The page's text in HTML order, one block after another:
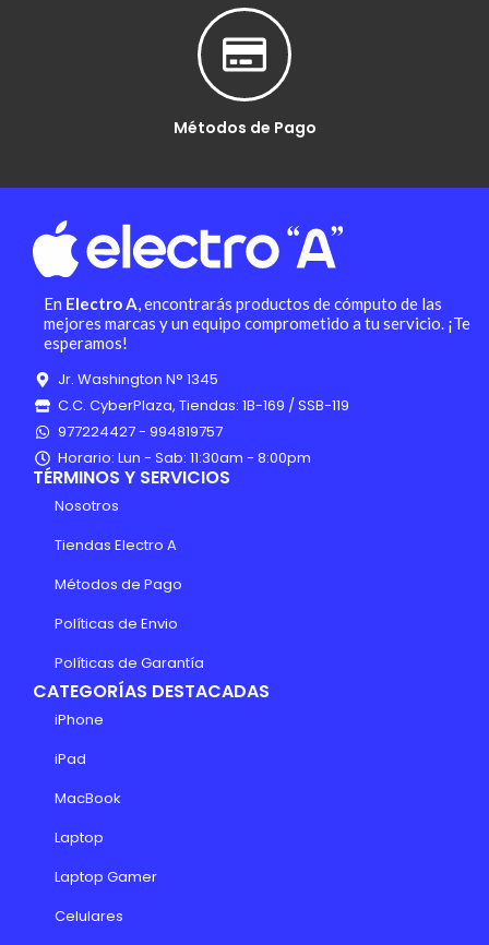
Métodos de Pago
En Electro A, encontrarás productos de cómputo de las
mejores marcas y un equipo comprometido a tu servicio. ¡Te
esperamos!
Jr. Washington N° 1345
C.C. CyberPlaza, Tiendas: 1B-169 / SSB-119
977224427 - 994819757
Horario: Lun - Sab: 11:30am - 8:00pm
TÉRMINOS Y SERVICIOS
Nosotros
Tiendas Electro A
Métodos de Pago
Políticas de Envio
Políticas de Garantía
CATEGORÍAS DESTACADAS
iPhone
iPad
MacBook
Laptop
Laptop Gamer
Celulares